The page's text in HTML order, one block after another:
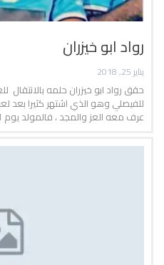
رواد ابو خيزران
يناير 25, 2018
حقق رواد ابو خيزران حلمه
للفيصلي وهو الذي اشتهر كثيرا بعد
عرف معه العز والمجد ، فالمولد يوم 13/7/1991 عرف كيف يجد…